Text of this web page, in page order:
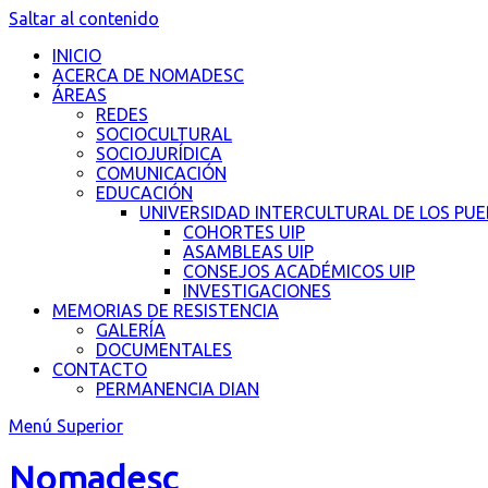
Saltar al contenido
INICIO
ACERCA DE NOMADESC
ÁREAS
REDES
SOCIOCULTURAL
SOCIOJURÍDICA
COMUNICACIÓN
EDUCACIÓN
UNIVERSIDAD INTERCULTURAL DE LOS
COHORTES UIP
ASAMBLEAS UIP
CONSEJOS ACADÉMICOS UIP
INVESTIGACIONES
MEMORIAS DE RESISTENCIA
GALERÍA
DOCUMENTALES
CONTACTO
PERMANENCIA DIAN
Menú Superior
Nomadesc